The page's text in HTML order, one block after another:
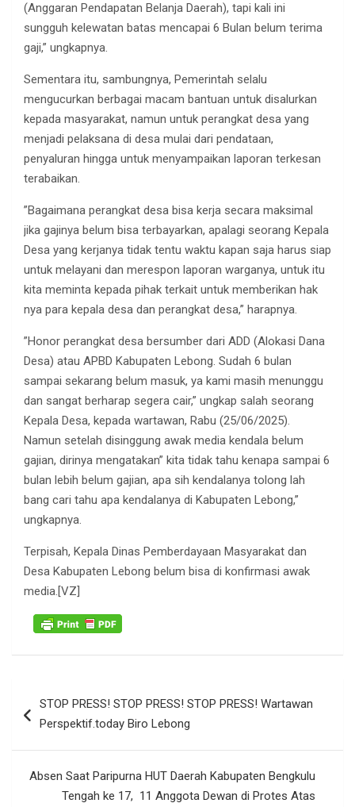
(Anggaran Pendapatan Belanja Daerah), tapi kali ini
sungguh kelewatan batas mencapai 6 Bulan belum terima
gaji,” ungkapnya.
Sementara itu, sambungnya, Pemerintah selalu
mengucurkan berbagai macam bantuan untuk disalurkan
kepada masyarakat, namun untuk perangkat desa yang
menjadi pelaksana di desa mulai dari pendataan,
penyaluran hingga untuk menyampaikan laporan terkesan
terabaikan.
”Bagaimana perangkat desa bisa kerja secara maksimal
jika gajinya belum bisa terbayarkan, apalagi seorang Kepala
Desa yang kerjanya tidak tentu waktu kapan saja harus siap
untuk melayani dan merespon laporan warganya, untuk itu
kita meminta kepada pihak terkait untuk memberikan hak
nya para kepala desa dan perangkat desa,” harapnya.
”Honor perangkat desa bersumber dari ADD (Alokasi Dana
Desa) atau APBD Kabupaten Lebong. Sudah 6 bulan
sampai sekarang belum masuk, ya kami masih menunggu
dan sangat berharap segera cair,” ungkap salah seorang
Kepala Desa, kepada wartawan, Rabu (25/06/2025).
Namun setelah disinggung awak media kendala belum
gajian, dirinya mengatakan” kita tidak tahu kenapa sampai 6
bulan lebih belum gajian, apa sih kendalanya tolong lah
bang cari tahu apa kendalanya di Kabupaten Lebong,”
ungkapnya.
Terpisah, Kepala Dinas Pemberdayaan Masyarakat dan
Desa Kabupaten Lebong belum bisa di konfirmasi awak
media.[VZ]
posSTOP PRESS! STOP PRESS! STOP PRESS! Wartawan
Perspektif.today Biro Lebong
Absen Saat Paripurna HUT Daerah Kabupaten Bengkulu
Tengah ke 17, 11 Anggota Dewan di Protes Atas